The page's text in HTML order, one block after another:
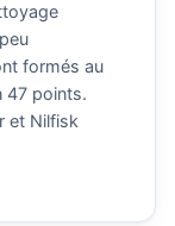
formés au
47 points.
et Nilfisk